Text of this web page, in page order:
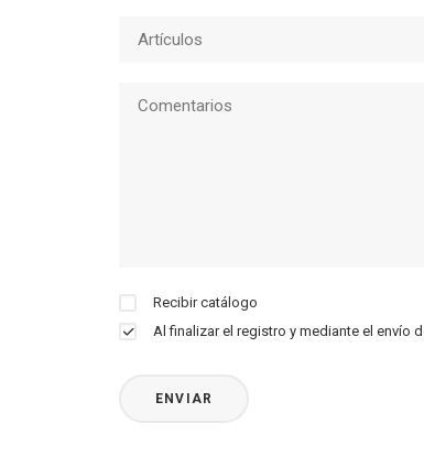
Recibir catálogo
Al finalizar el registro y mediante el envío